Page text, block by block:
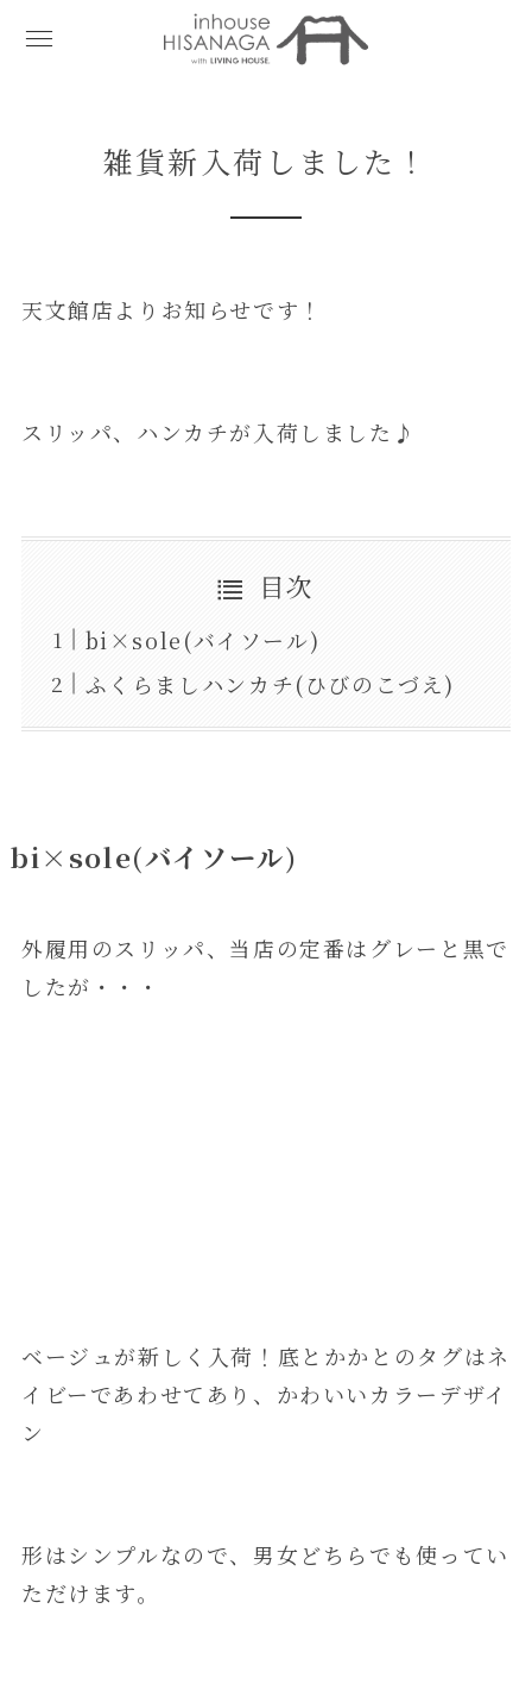
雑貨新入荷しました！
天文館店よりお知らせです！
スリッパ、ハンカチが入荷しました♪
目次
bi×sole(バイソール)
ふくらましハンカチ(ひびのこづえ)
bi×sole(バイソール)
外履用のスリッパ、当店の定番はグレーと黒で
したが・・・
ベージュが新しく入荷！底とかかとのタグはネ
イビーであわせてあり、かわいいカラーデザイ
ン
形はシンプルなので、男女どちらでも使ってい
ただけます。